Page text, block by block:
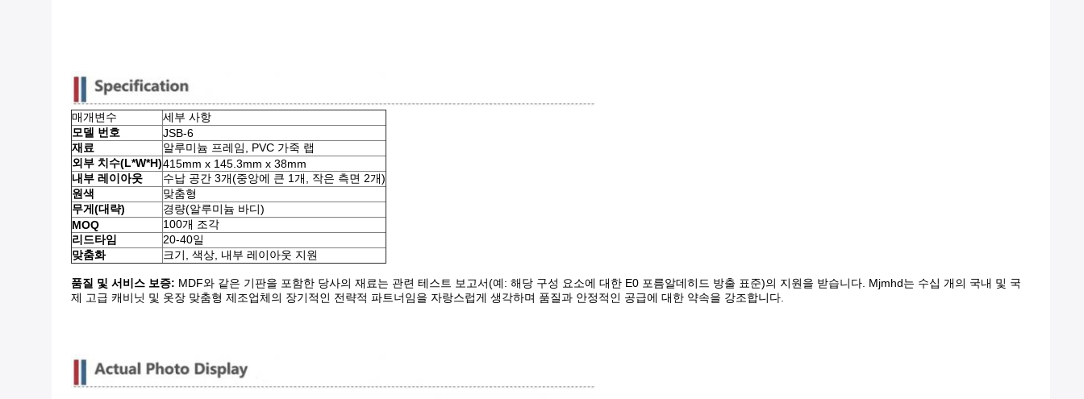
매개변수
세부 사항
모델 번호
JSB-6
재료
알루미늄 프레임, PVC 가죽 랩
외부 치수(L*W*H)415mm x 145.3mm x 38mm
내부 레이아웃
수납 공간 3개(중앙에 큰 1개, 작은 측면 2개)
원색
맞춤형
무게(대략)
경량(알루미늄 바디)
MOQ
100개 조각
리드타임
20-40일
맞춤화
크기, 색상, 내부 레이아웃 지원
품질 및 서비스 보증: ​ MDF와 같은 기판을 포함한 당사의 재료는 관련 테스트 보고서(예: 해당 구성 요소에 대한 E0 포름알데히드 방출 표준)의 지원을 받습니다. Mjmhd는 수십 개의 국내 및 국
제 고급 캐비닛 및 옷장 맞춤형 제조업체의 장기적인 전략적 파트너임을 자랑스럽게 생각하며 품질과 안정적인 공급에 대한 약속을 강조합니다.